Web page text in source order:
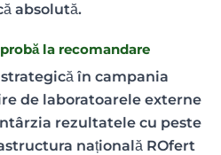
absolută.
la recomandare
în campania
de laboratoarele externe
rezultatele cu peste
națională ROfert